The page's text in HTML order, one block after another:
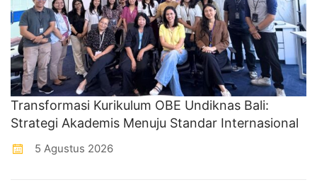
Transformasi Kurikulum OBE Undiknas Bali:
Strategi Akademis Menuju Standar Internasional
5 Agustus 2026